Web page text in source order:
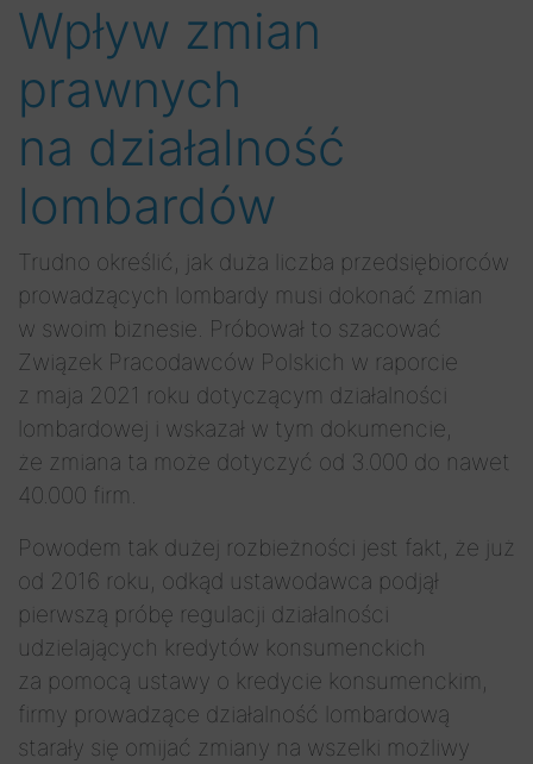
Wpływ zmian
prawnych
na działalność
lombardów
Trudno określić, jak duża liczba przedsiębiorców
prowadzących lombardy musi dokonać zmian
w swoim biznesie. Próbował to szacować
Związek Pracodawców Polskich w raporcie
z maja 2021 roku dotyczącym działalności
lombardowej i wskazał w tym dokumencie,
że zmiana ta może dotyczyć od 3.000 do nawet
40.000 firm.
Powodem tak dużej rozbieżności jest fakt, że już
od 2016 roku, odkąd ustawodawca podjął
pierwszą próbę regulacji działalności
udzielających kredytów konsumenckich
za pomocą ustawy o kredycie konsumenckim,
firmy prowadzące działalność lombardową
starały się omijać zmiany na wszelki możliwy